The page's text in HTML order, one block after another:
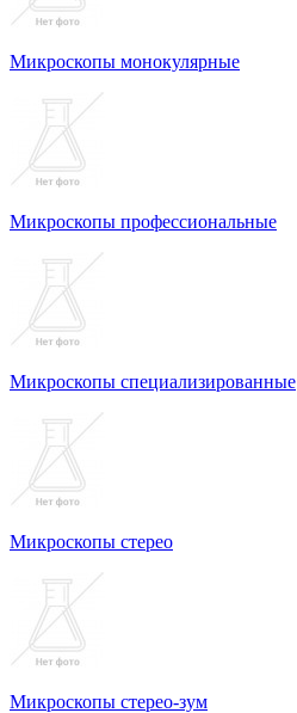
Микроскопы монокулярные
Микроскопы профессиональные
Микроскопы специализированные
Микроскопы стерео
Микроскопы стерео-зум